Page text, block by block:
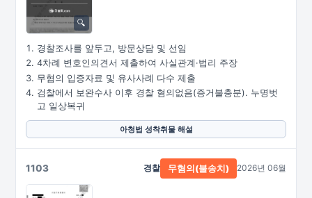
경찰조사를 앞두고, 방문상담 및 선임
4차례 변호인의견서 제출하여 사실관계·법리 주장
무혐의 입증자료 및 유사사례 다수 제출
검찰에서 보완수사 이후 경찰 혐의없음(증거불충분). 누명벗
고 일상복귀
아청법 성착취물 해설
1103 경찰 무혐의(불송치) 2026년 06월